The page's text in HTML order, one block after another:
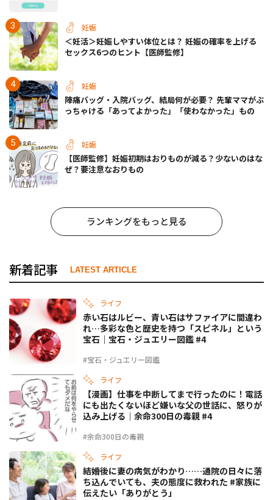
妊娠
＜妊活＞妊娠しやすい体位とは？ 妊娠の確率を上げる
セックス6つのヒント【医師監修】
妊娠
陣痛バッグ・入院バッグ、結局何が必要？ 先輩ママがぶ
っちゃける「あってよかった」「使わなかった」もの
妊娠
【医師監修】妊娠初期はおりものが減る？少ないのはな
ぜ？要注意なおりもの
ランキングをもっと見る
新着記事 LATEST ARTICLE
ライフ
#宝石・ジュエリー図鑑
赤い石はルビー、青い石はサファイアに間違わ
れ…多彩な色と歴史を持つ「スピネル」という
宝石｜宝石・ジュエリー図鑑 #4
ライフ
#余命300日の毒親
【漫画】仕事を中断してまで行ったのに！電話
にも出たくないほど嫌いな父の世話に、怒りが
込み上げる｜余命300日の毒親 #4
ライフ
結婚後に妻の病気がわかり……通院の日々に落
ち込んでいても、夫の態度に救われた #家族に
伝えたい「ありがとう」